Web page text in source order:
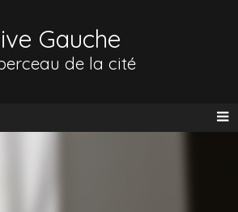
Gauche
de la cité